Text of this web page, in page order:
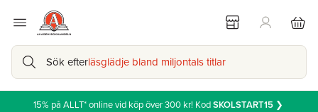
Sök efterläsglädje bland miljontals titlar
15% på ALLT* online vid köp över 300 kr! KodSKOLSTART15❯